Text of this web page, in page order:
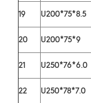
19
U200*75*8.5
20
U200*75*9
21
U250*76*6.0
22
U250*78*7.0